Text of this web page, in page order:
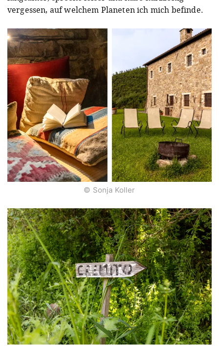
vergessen, auf welchem Planeten ich mich befinde.
© Sonja Koller